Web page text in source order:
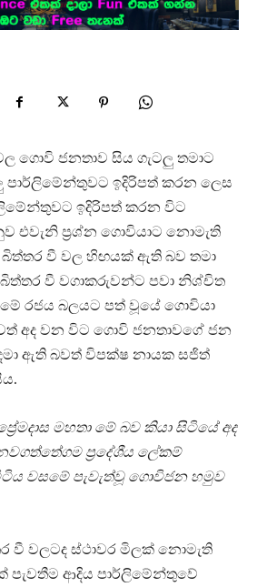
ගොවි ජනතාව සිය ගැටලු තමාට
පාර්ලිමේන්තුවට ඉදිරිපත් කරන ලෙස
ඉදිරිපත් කරන විට
එවැනි ප්‍රශ්න ගොවියාට නොමැති
බිත්තර වී වල හිඟයක් ඇති බව තමා
බිත්තර වී වගාකරුවන්ට පවා නිශ්චිත
රජය බලය⁣ට පත් වූයේ ගොවියා
අද වන විට ගොවි ජනතාවගේ ජන
ඇති බවත් විපක්ෂ නායක සජිත්
මහතා මේ බව කියා සිටියේ අද
ප්‍රදේශීය ලේකම්
වසමේ පැවැත්වූ ගොවිජන හමුව
වී වලටද ස්ථාවර මිලක් නොමැති
ආදිය පාර්ලිමේන්තුවේ